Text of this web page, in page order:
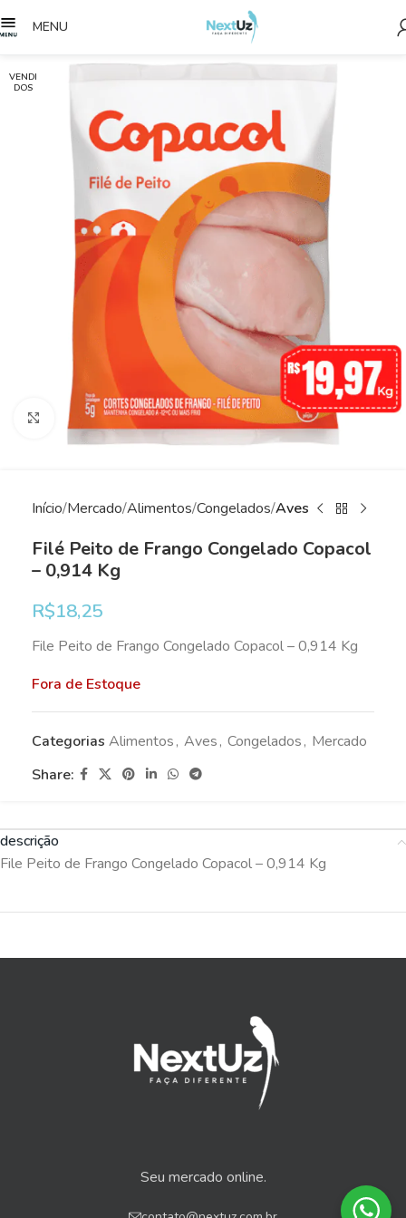
MENU
VENDI
DOS
Clique para ampliar
Início Mercado Alimentos Congelados Aves
Filé Peito de Frango Congelado Copacol
– 0,914 Kg
R$18,25
File Peito de Frango Congelado Copacol – 0,914 Kg
Fora de Estoque
Categorias Alimentos, Aves, Congelados, Mercado
Share:
descrição
File Peito de Frango Congelado Copacol – 0,914 Kg
Seu mercado online.